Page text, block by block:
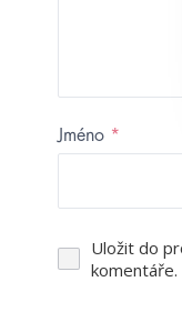
Jméno *
Uložit do
komentáře.